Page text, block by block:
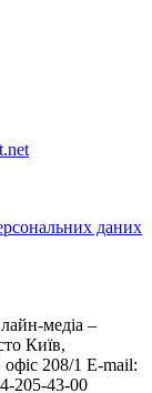
даних
медіа –
Київ,
208/1 E-mail:
205-43-00